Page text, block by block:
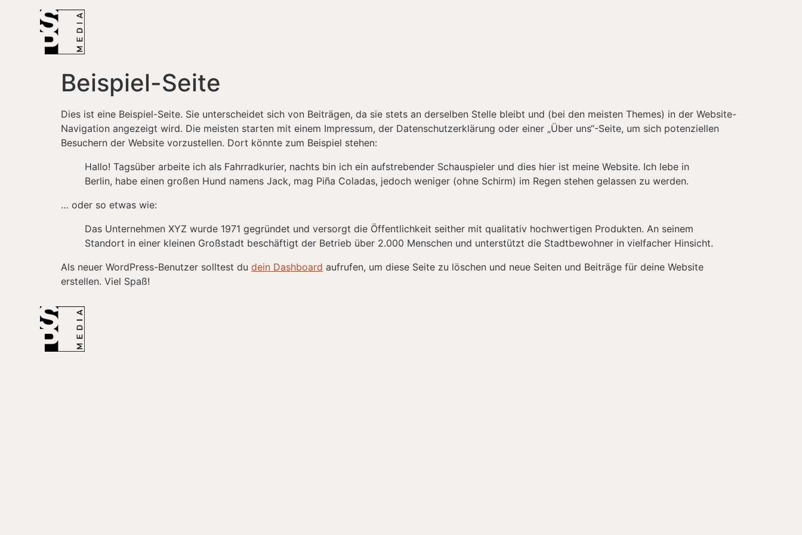
Beispiel-Seite
Dies ist eine Beispiel-Seite. Sie unterscheidet sich von Beiträgen, da sie stets an derselben Stelle bleibt und (bei den meisten Themes) in der Website-
Navigation angezeigt wird. Die meisten starten mit einem Impressum, der Datenschutzerklärung oder einer „Über uns“-Seite, um sich potenziellen
Besuchern der Website vorzustellen. Dort könnte zum Beispiel stehen:
Hallo! Tagsüber arbeite ich als Fahrradkurier, nachts bin ich ein aufstrebender Schauspieler und dies hier ist meine Website. Ich lebe in
Berlin, habe einen großen Hund namens Jack, mag Piña Coladas, jedoch weniger (ohne Schirm) im Regen stehen gelassen zu werden.
… oder so etwas wie:
Das Unternehmen XYZ wurde 1971 gegründet und versorgt die Öffentlichkeit seither mit qualitativ hochwertigen Produkten. An seinem
Standort in einer kleinen Großstadt beschäftigt der Betrieb über 2.000 Menschen und unterstützt die Stadtbewohner in vielfacher Hinsicht.
Als neuer WordPress-Benutzer solltest du dein Dashboard aufrufen, um diese Seite zu löschen und neue Seiten und Beiträge für deine Website
erstellen. Viel Spaß!